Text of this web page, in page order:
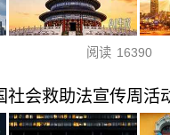
阅读 16390
社会救助法宣传周活